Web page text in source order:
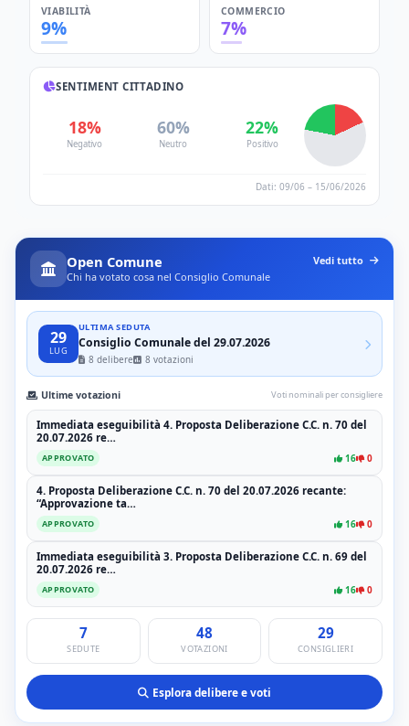
VIABILITÀ
9%
COMMERCIO
7%
SENTIMENT CITTADINO
18%
Negativo
60%
Neutro
22%
Positivo
Dati: 09/06 – 15/06/2026
Open Comune
Chi ha votato cosa nel Consiglio Comunale
Vedi tutto
29
LUG
ULTIMA SEDUTA
Consiglio Comunale del 29.07.2026
8 delibere 8 votazioni
Ultime votazioni Voti nominali per consigliere
Immediata eseguibilità 4. Proposta Deliberazione C.C. n. 70 del
20.07.2026 re…
APPROVATO 16 0
4. Proposta Deliberazione C.C. n. 70 del 20.07.2026 recante:
“Approvazione ta…
APPROVATO 16 0
Immediata eseguibilità 3. Proposta Deliberazione C.C. n. 69 del
20.07.2026 re…
APPROVATO 16 0
7
SEDUTE
48
VOTAZIONI
29
CONSIGLIERI
Esplora delibere e voti